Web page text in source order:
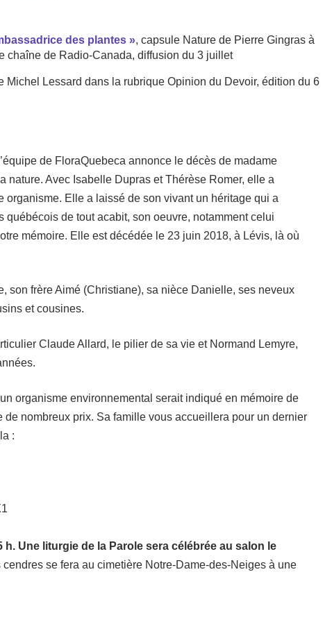
des plantes », capsule Nature de Pierre Gingras à
chaîne de Radio-Canada, diffusion du 3 juillet
Michel Lessard dans la rubrique Opinion du Devoir, édition du 6
de FloraQuebeca annonce le décès de madame
nature. Avec Isabelle Dupras et Thérèse Romer, elle a
organisme. Elle a laissé de son vivant un héritage qui a
de tout acabit, son oeuvre, notamment celui
mémoire. Elle est décédée le 23 juin 2018, à Lévis, là où
son frère Aimé (Christiane), sa nièce Danielle, ses neveux
et cousines.
Claude Allard, le pilier de sa vie et Normand Lemyre,
organisme environnemental serait indiqué en mémoire de
nombreux prix. Sa famille vous accueillera pour un dernier
:
h. Une liturgie de la Parole sera célébrée au salon le
cendres se fera au cimetière Notre-Dame-des-Neiges à une